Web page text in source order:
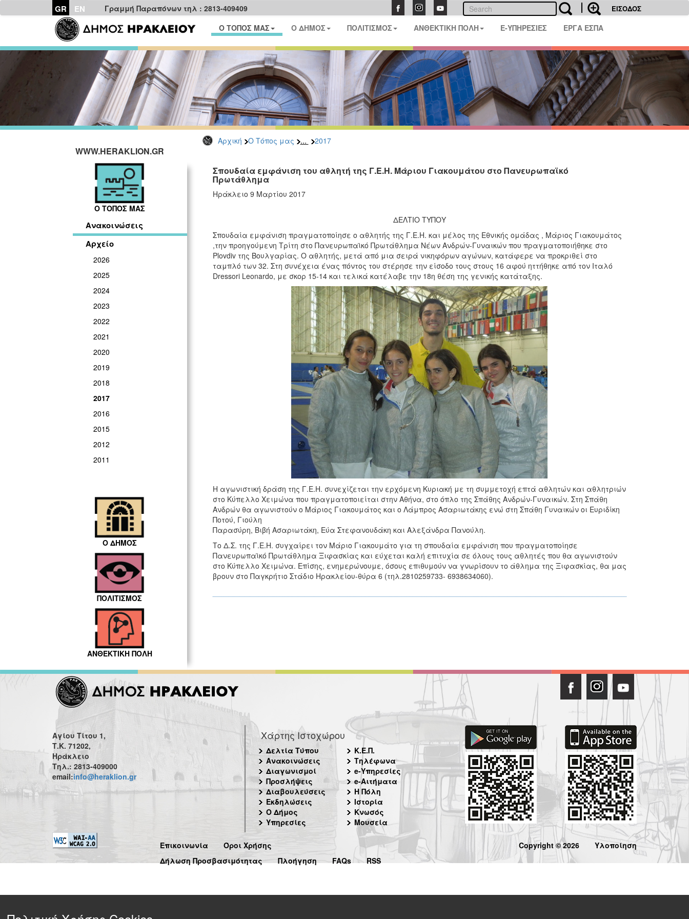
GR EN Γραμμή Παραπόνων τηλ : 2813-409409 ΕΙΣΟΔΟΣ
Ο ΤΟΠΟΣ ΜΑΣ Ο ΔΗΜΟΣ ΠΟΛΙΤΙΣΜΟΣ ΑΝΘΕΚΤΙΚΗ ΠΟΛΗ E-ΥΠΗΡΕΣΙΕΣ ΕΡΓΑ ΕΣΠΑ
Αρχική Ο Τόπος μας ... 2017
WWW.HERAKLION.GR
Ο ΤΟΠΟΣ ΜΑΣ
Ανακοινώσεις
Αρχείο
2026
2025
2024
2023
2022
2021
2020
2019
2018
2017
2016
2015
2012
2011
Ο ΔΗΜΟΣ
ΠΟΛΙΤΙΣΜΟΣ
ΑΝΘΕΚΤΙΚΗ ΠΟΛΗ
Σπουδαία εμφάνιση του αθλητή της Γ.Ε.Η. Μάριου Γιακουμάτου στο Πανευρωπαϊκό
Πρωτάθλημα
Ηράκλειο 9 Μαρτίου 2017
ΔΕΛΤΙΟ ΤΥΠΟΥ
Σπουδαία εμφάνιση πραγματοποίησε ο αθλητής της Γ.Ε.Η. και μέλος της Εθνικής ομάδας , Μάριος Γιακουμάτος
,την προηγούμενη Τρίτη στο Πανευρωπαϊκό Πρωτάθλημα Νέων Ανδρών-Γυναικών που πραγματοποιήθηκε στο
Plovdiv της Βουλγαρίας. Ο αθλητής, μετά από μια σειρά νικηφόρων αγώνων, κατάφερε να προκριθεί στο
ταμπλό των 32. Στη συνέχεια ένας πόντος του στέρησε την είσοδο τους στους 16 αφού ηττήθηκε από τον Ιταλό
Dressori Leonardo, με σκορ 15-14 και τελικά κατέλαβε την 18η θέση της γενικής κατάταξης.
Η αγωνιστική δράση της Γ.Ε.Η. συνεχίζεται την ερχόμενη Κυριακή με τη συμμετοχή επτά αθλητών και αθλητριών
στο Κύπελλο Χειμώνα που πραγματοποιείται στην Αθήνα, στο όπλο της Σπάθης Ανδρών-Γυναικών. Στη Σπάθη
Ανδρών θα αγωνιστούν ο Μάριος Γιακουμάτος και ο Λάμπρος Ασαριωτάκης ενώ στη Σπάθη Γυναικών οι Ευριδίκη
Ποτού, Γιούλη
Παρασύρη, Βιβή Ασαριωτάκη, Εύα Στεφανουδάκη και Αλεξάνδρα Πανούλη.
Το Δ.Σ. της Γ.Ε.Η. συγχαίρει τον Μάριο Γιακουμάτο για τη σπουδαία εμφάνιση που πραγματοποίησε
Πανευρωπαϊκό Πρωτάθλημα Ξιφασκίας και εύχεται καλή επιτυχία σε όλους τους αθλητές που θα αγωνιστούν
στο Κύπελλο Χειμώνα. Επίσης, ενημερώνουμε, όσους επιθυμούν να γνωρίσουν το άθλημα της Ξιφασκίας, θα μας
βρουν στο Παγκρήτιο Στάδιο Ηρακλείου-θύρα 6 (τηλ.2810259733- 6938634060).
Αγίου Τίτου 1,
Τ.Κ. 71202,
Ηράκλειο
Τηλ.: 2813-409000
email:info@heraklion.gr
Χάρτης Ιστοχώρου
Δελτία Τύπου
Ανακοινώσεις
Διαγωνισμοί
Προσλήψεις
Διαβουλεύσεις
Εκδηλώσεις
Ο Δήμος
Υπηρεσίες
Κ.Ε.Π.
Τηλέφωνα
e-Υπηρεσίες
e-Αιτήματα
Η Πόλη
Ιστορία
Κνωσός
Μουσεία
Επικοινωνία
Όροι Χρήσης
Δήλωση Προσβασιμότητας
Πλοήγηση FAQs RSS
Copyright © 2026 Υλοποίηση